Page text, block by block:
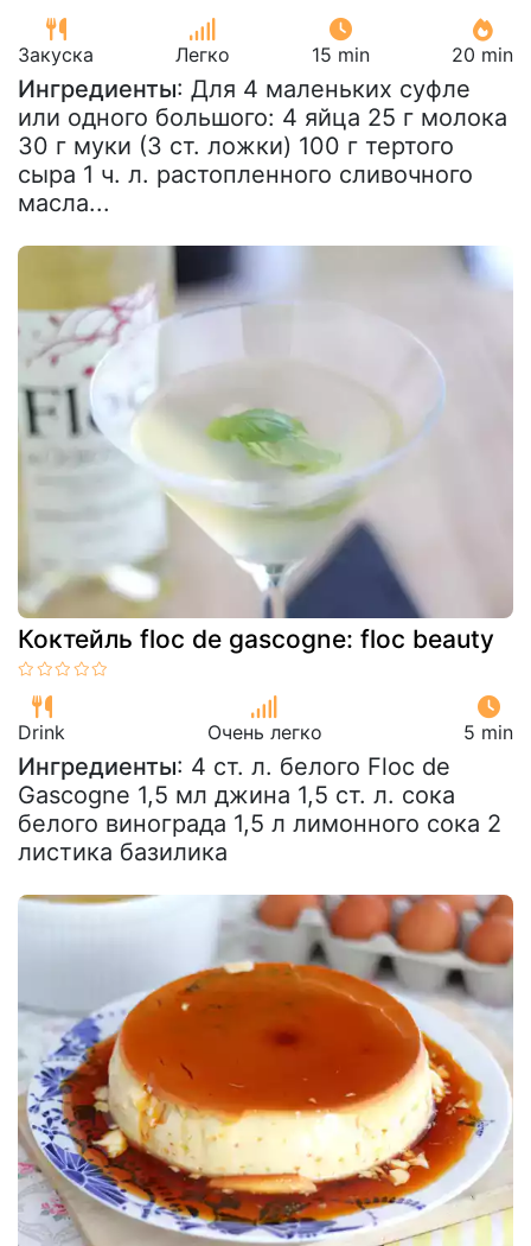
Закуска Легко 15 min 20 min
Ингредиенты: Для 4 маленьких суфле
или одного большого: 4 яйца 25 г молока
30 г муки (3 ст. ложки) 100 г тертого
сыра 1 ч. л. растопленного сливочного
масла...
Коктейль floc de gascogne: floc beauty
Drink Очень легко 5 min
Ингредиенты: 4 ст. л. белого Floc de
Gascogne 1,5 мл джина 1,5 ст. л. сока
белого винограда 1,5 л лимонного сока 2
листика базилика